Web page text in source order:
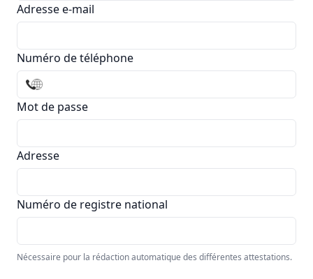
Adresse e-mail
Numéro de téléphone
Mot de passe
Adresse
Numéro de registre national
Nécessaire pour la rédaction automatique des différentes attestations.